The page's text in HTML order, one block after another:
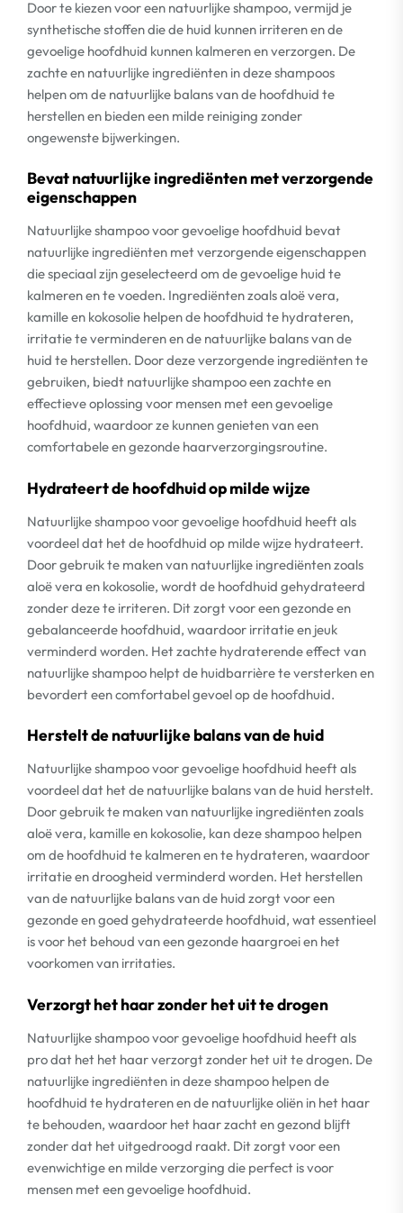
Door te kiezen voor een natuurlijke shampoo, vermijd je
synthetische stoffen die de huid kunnen irriteren en de
gevoelige hoofdhuid kunnen kalmeren en verzorgen. De
zachte en natuurlijke ingrediënten in deze shampoos
helpen om de natuurlijke balans van de hoofdhuid te
herstellen en bieden een milde reiniging zonder
ongewenste bijwerkingen.
Bevat natuurlijke ingrediënten met verzorgende
eigenschappen
Natuurlijke shampoo voor gevoelige hoofdhuid bevat
natuurlijke ingrediënten met verzorgende eigenschappen
die speciaal zijn geselecteerd om de gevoelige huid te
kalmeren en te voeden. Ingrediënten zoals aloë vera,
kamille en kokosolie helpen de hoofdhuid te hydrateren,
irritatie te verminderen en de natuurlijke balans van de
huid te herstellen. Door deze verzorgende ingrediënten te
gebruiken, biedt natuurlijke shampoo een zachte en
effectieve oplossing voor mensen met een gevoelige
hoofdhuid, waardoor ze kunnen genieten van een
comfortabele en gezonde haarverzorgingsroutine.
Hydrateert de hoofdhuid op milde wijze
Natuurlijke shampoo voor gevoelige hoofdhuid heeft als
voordeel dat het de hoofdhuid op milde wijze hydrateert.
Door gebruik te maken van natuurlijke ingrediënten zoals
aloë vera en kokosolie, wordt de hoofdhuid gehydrateerd
zonder deze te irriteren. Dit zorgt voor een gezonde en
gebalanceerde hoofdhuid, waardoor irritatie en jeuk
verminderd worden. Het zachte hydraterende effect van
natuurlijke shampoo helpt de huidbarrière te versterken en
bevordert een comfortabel gevoel op de hoofdhuid.
Herstelt de natuurlijke balans van de huid
Natuurlijke shampoo voor gevoelige hoofdhuid heeft als
voordeel dat het de natuurlijke balans van de huid herstelt.
Door gebruik te maken van natuurlijke ingrediënten zoals
aloë vera, kamille en kokosolie, kan deze shampoo helpen
om de hoofdhuid te kalmeren en te hydrateren, waardoor
irritatie en droogheid verminderd worden. Het herstellen
van de natuurlijke balans van de huid zorgt voor een
gezonde en goed gehydrateerde hoofdhuid, wat essentieel
is voor het behoud van een gezonde haargroei en het
voorkomen van irritaties.
Verzorgt het haar zonder het uit te drogen
Natuurlijke shampoo voor gevoelige hoofdhuid heeft als
pro dat het het haar verzorgt zonder het uit te drogen. De
natuurlijke ingrediënten in deze shampoo helpen de
hoofdhuid te hydrateren en de natuurlijke oliën in het haar
te behouden, waardoor het haar zacht en gezond blijft
zonder dat het uitgedroogd raakt. Dit zorgt voor een
evenwichtige en milde verzorging die perfect is voor
mensen met een gevoelige hoofdhuid.